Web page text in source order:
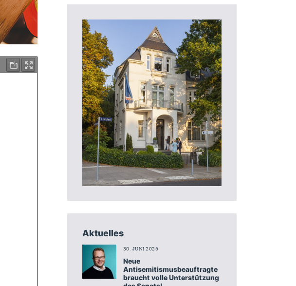
Aktuelles
Neue
Antisemitismusbeauftragte
braucht volle Unterstützung
30. JUNI 2026